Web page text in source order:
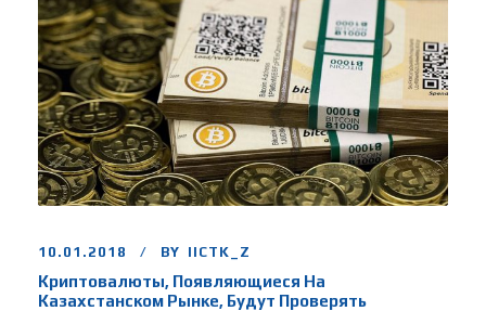
10.01.2018 BY IICTK_Z
Криптовалюты, Появляющиеся На
Казахстанском Рынке, Будут Проверять